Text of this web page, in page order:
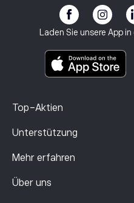
Laden Sie unsere App
Top-Aktien
Unterstützung
Mehr erfahren
Über uns
Impressum
Risikohinweis
Geschäftsbedingungen
Basisinformationsblatt
Beschwerdedaten (FCA-
Anlageversicherung